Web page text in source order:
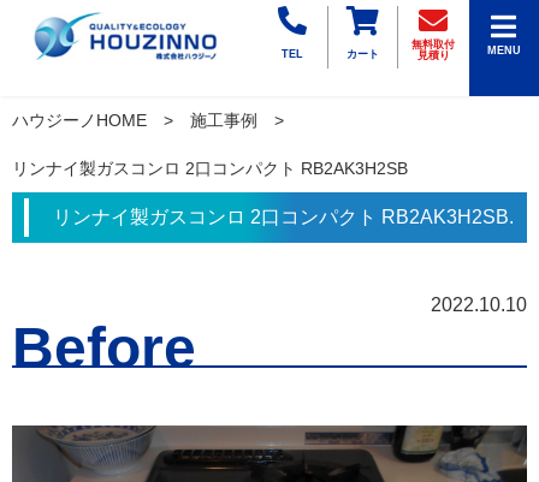
TEL カート
無料取付
見積り
MENU
ハウジーノHOME 施工事例
リンナイ製ガスコンロ 2口コンパクト RB2AK3H2SB
リンナイ製ガスコンロ 2口コンパクト RB2AK3H2SB.
2022.10.10
Before